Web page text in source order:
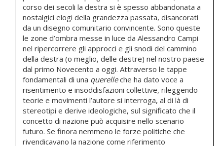
corso dei secoli la destra si è spesso abbandonata a
nostalgici elogi della grandezza passata, disancorati
da un disegno comunitario convincente. Sono queste
le zone d’ombra messe in luce da Alessandro Campi
nel ripercorrere gli approcci e gli snodi del cammino
della destra (o meglio, delle destre) nel nostro paese
dal primo Novecento a oggi. Attraverso le tappe
fondamentali di una querelleche ha dato voce a
risentimento e insoddisfazioni collettive, rileggendo
teorie e movimenti l’autore si interroga, al di là di
stereotipi e derive ideologiche, sul significato che il
concetto di nazione può acquisire nello scenario
futuro. Se finora nemmeno le forze politiche che
rivendicavano la nazione come riferimento